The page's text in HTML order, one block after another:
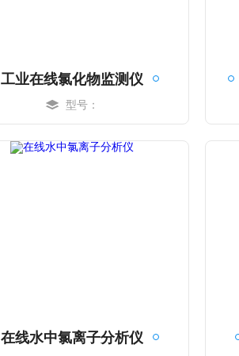
工业在线氯化物监测仪
型号：
在线水中氯离子分析仪